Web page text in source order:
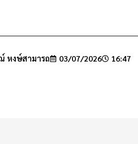
หงษ์สามารถ 03/07/2026 16:47